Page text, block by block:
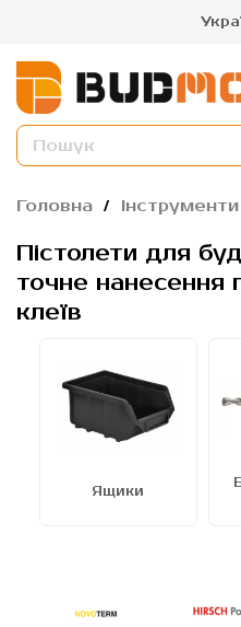
Головна Інструменти
Пістолети для
точне нанесення
клеїв
Ящики